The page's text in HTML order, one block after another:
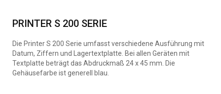
PRINTER S 200 SERIE
Die Printer S 200 Serie umfasst verschiedene Ausführung mit
Datum, Ziffern und Lagertextplatte. Bei allen Geräten mit
Textplatte beträgt das Abdruckmaß 24 x 45 mm. Die
Gehäusefarbe ist generell blau.